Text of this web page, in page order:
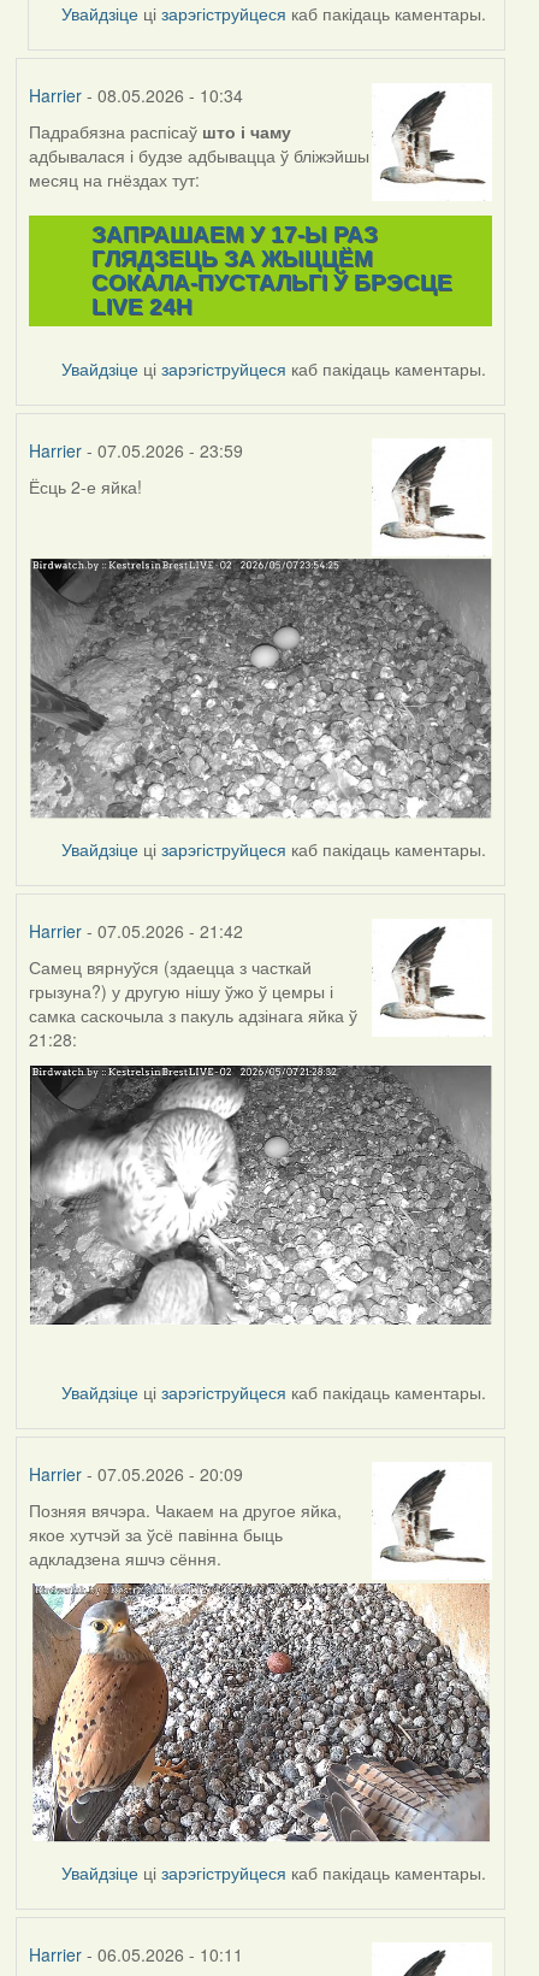
Feather
Увайдзіце цізарэгіструйцеся каб пакідаць каментары.
Harrier- 08.05.2026 - 10:34
Падрабязна распісаў што і чаму
адбывалася і будзе адбывацца ў бліжэйшы
месяц на гнёздах тут:
ЗАПРАШАЕМ У 17-Ы РАЗ
ГЛЯДЗЕЦЬ ЗА ЖЫЦЦЁМ
СОКАЛА-ПУСТАЛЬГІ Ў БРЭСЦЕ
LIVE 24H
Увайдзіце цізарэгіструйцеся каб пакідаць каментары.
Harrier- 07.05.2026 - 23:59
Ёсць 2-е яйка!
Увайдзіце цізарэгіструйцеся каб пакідаць каментары.
Harrier- 07.05.2026 - 21:42
Самец вярнуўся (здаецца з часткай
грызуна?) у другую нішу ўжо ў цемры і
самка саскочыла з пакуль адзінага яйка ў
21:28:
Увайдзіце цізарэгіструйцеся каб пакідаць каментары.
Harrier- 07.05.2026 - 20:09
Позняя вячэра. Чакаем на другое яйка,
якое хутчэй за ўсё павінна быць
адкладзена яшчэ сёння.
Увайдзіце цізарэгіструйцеся каб пакідаць каментары.
Harrier- 06.05.2026 - 10:11